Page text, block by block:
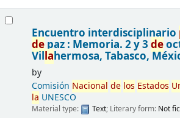
Encuentro interdisciplinario
depaz : Memoria. 2 y 3 de
Villahermosa, Tabasco,
by
Comisión Nacional de los Estados
la UNESCO
Material type: Text; Literary form: Not